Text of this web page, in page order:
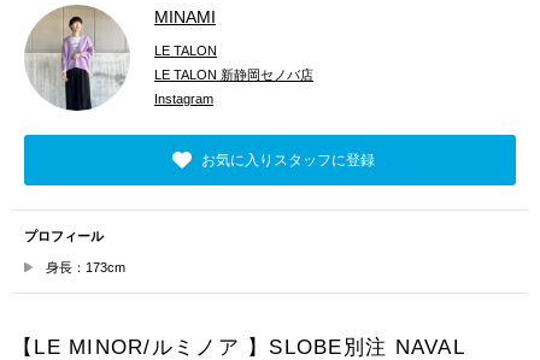
MINAMI
LE TALON
LE TALON 新静岡セノバ店
Instagram
お気に入りスタッフに登録
プロフィール
身長：173cm
【LE MINOR/ルミノア 】SLOBE別注 NAVAL